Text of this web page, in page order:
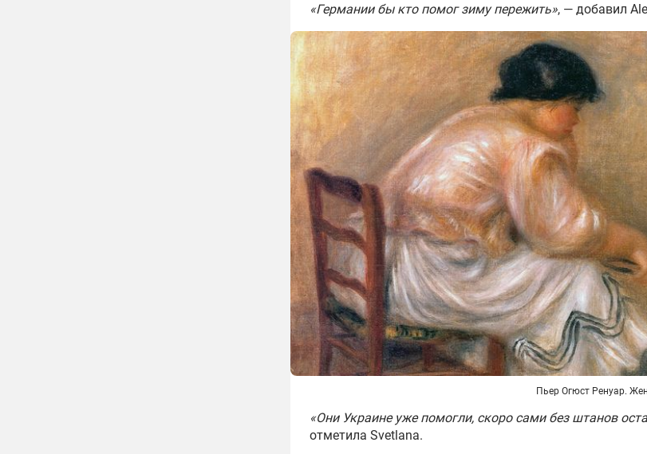
«Германии бы кто помог зиму пережить», — добавил
Пьер Огюст Ренуар.
«Они Украине уже помогли, скоро сами без штанов
отметила Svetlana.